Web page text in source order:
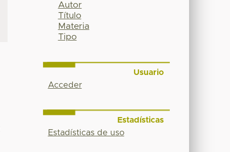
Autor
Título
Materia
Tipo
Usuario
Acceder
Estadísticas
Estadísticas de uso